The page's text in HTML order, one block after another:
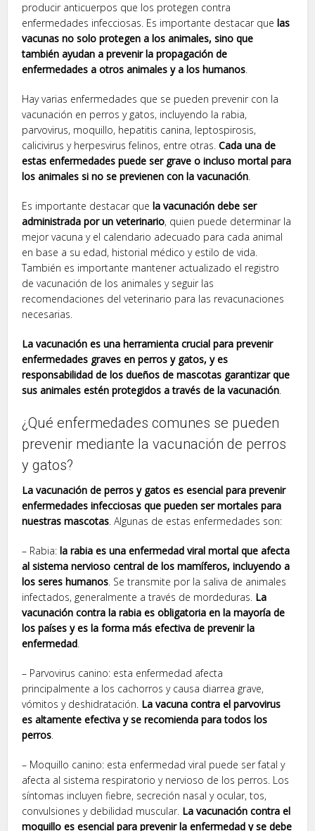
producir anticuerpos que los protegen contra
enfermedades infecciosas. Es importante destacar que las
vacunas no solo protegen a los animales, sino que
también ayudan a prevenir la propagación de
enfermedades a otros animales y a los humanos.
Hay varias enfermedades que se pueden prevenir con la
vacunación en perros y gatos, incluyendo la rabia,
parvovirus, moquillo, hepatitis canina, leptospirosis,
calicivirus y herpesvirus felinos, entre otras.Cada una de
estas enfermedades puede ser grave o incluso mortal para
los animales si no se previenen con la vacunación.
Es importante destacar que la vacunación debe ser
administrada por un veterinario, quien puede determinar la
mejor vacuna y el calendario adecuado para cada animal
en base a su edad, historial médico y estilo de vida.
También es importante mantener actualizado el registro
de vacunación de los animales y seguir las
recomendaciones del veterinario para las revacunaciones
necesarias.
La vacunación es una herramienta crucial para prevenir
enfermedades graves en perros y gatos, y es
responsabilidad de los dueños de mascotas garantizar que
sus animales estén protegidos a través de la vacunación.
¿Qué enfermedades comunes se pueden
prevenir mediante la vacunación de perros
y gatos?
La vacunación de perros y gatos es esencial para prevenir
enfermedades infecciosas que pueden ser mortales para
nuestras mascotas. Algunas de estas enfermedades son:
– Rabia: la rabia es una enfermedad viral mortal que afecta
al sistema nervioso central de los mamíferos, incluyendo a
los seres humanos. Se transmite por la saliva de animales
infectados, generalmente a través de mordeduras. La
vacunación contra la rabia es obligatoria en la mayoría de
los países y es la forma más efectiva de prevenir la
enfermedad.
– Parvovirus canino: esta enfermedad afecta
principalmente a los cachorros y causa diarrea grave,
vómitos y deshidratación. La vacuna contra el parvovirus
es altamente efectiva y se recomienda para todos los
perros.
– Moquillo canino: esta enfermedad viral puede ser fatal y
afecta al sistema respiratorio y nervioso de los perros. Los
síntomas incluyen fiebre, secreción nasal y ocular, tos,
convulsiones y debilidad muscular. La vacunación contra el
moquillo es esencial para prevenir la enfermedad y se debe